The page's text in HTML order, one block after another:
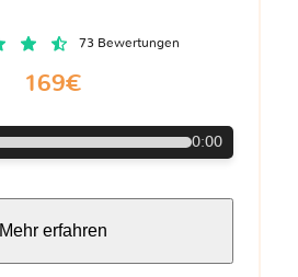
73 Bewertungen
169€
0:00
Mehr erfahren